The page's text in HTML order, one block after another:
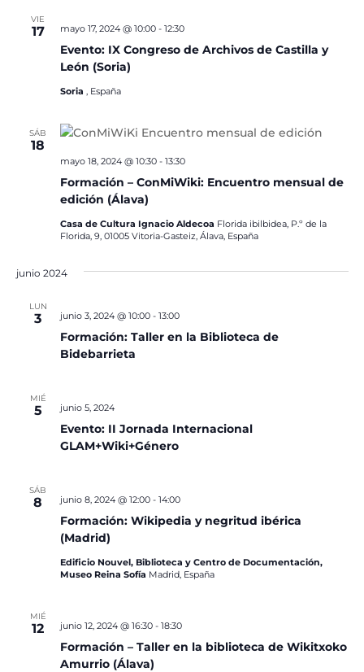
VIE
17
Evento: IX Congreso de Archivos de Castilla y
León (Soria)
mayo 17, 2024 @ 10:00- 12:30
Soria , España
SÁB
18
Formación – ConMiWiki: Encuentro mensual de
edición (Álava)
mayo 18, 2024 @ 10:30- 13:30
Casa de Cultura Ignacio Aldecoa Florida ibilbidea, P.º de la
Florida, 9, 01005 Vitoria-Gasteiz, Álava, España
junio 2024
LUN
3
Formación: Taller en la Biblioteca de
Bidebarrieta
junio 3, 2024 @ 10:00- 13:00
MIÉ
5
Evento: II Jornada Internacional
GLAM+Wiki+Género
junio 5, 2024
SÁB
8
Formación: Wikipedia y negritud ibérica
(Madrid)
junio 8, 2024 @ 12:00- 14:00
Edificio Nouvel, Biblioteca y Centro de Documentación,
Museo Reina Sofía Madrid, España
MIÉ
12
Formación – Taller en la biblioteca de Wikitxoko
Amurrio (Álava)
junio 12, 2024 @ 16:30- 18:30